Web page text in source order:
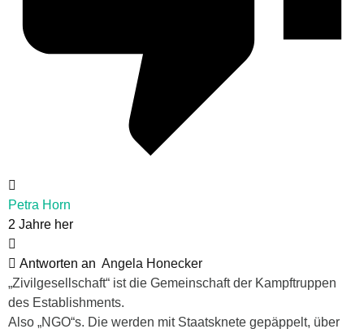
Petra Horn
2 Jahre her
Antworten an Angela Honecker
„Zivilgesellschaft“ ist die Gemeinschaft der Kampftruppen
des Establishments.
Also „NGO“s. Die werden mit Staatsknete gepäppelt, über